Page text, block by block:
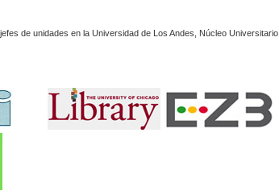
de unidades en la Universidad de Los Andes, Núcleo Universitario